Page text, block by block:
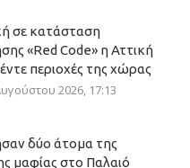
σε κατάσταση
«Red Code» η Αττική
περιοχές της χώρας
2026, 17:13
δύο άτομα της
μαφίας στο Παλαιό